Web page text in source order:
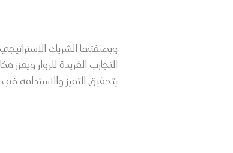
التجارب الفريدة للزوار
بتحقيق التميز والاستدامة